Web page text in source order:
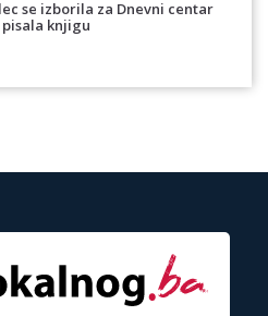
se izborila za Dnevni centar
pisala knjigu